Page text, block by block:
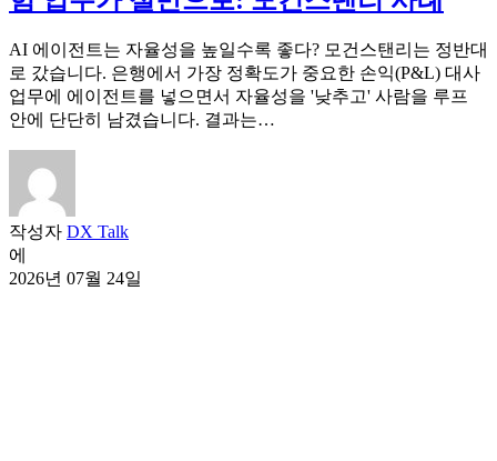
AI 에이전트는 자율성을 높일수록 좋다? 모건스탠리는 정반대
로 갔습니다. 은행에서 가장 정확도가 중요한 손익(P&L) 대사
업무에 에이전트를 넣으면서 자율성을 '낮추고' 사람을 루프
안에 단단히 남겼습니다. 결과는…
작성자 DX Talk
에
2026년 07월 24일